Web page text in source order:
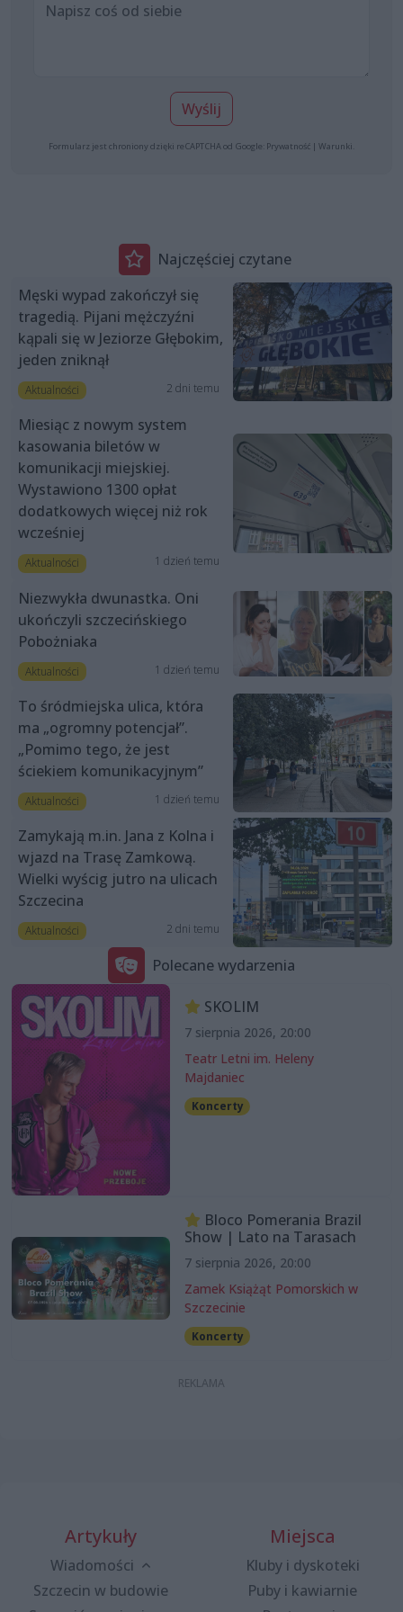
Wyślij
Formularz jest chroniony dzięki reCAPTCHA od Google: Prywatność | Warunki
Najczęściej czytane
Męski wypad zakończył się
tragedią. Pijani mężczyźni
kąpali się w Jeziorze Głębokim,
jeden zniknął
Aktualności 2 dni temu
Miesiąc z nowym system
kasowania biletów w
komunikacji miejskiej.
Wystawiono 1300 opłat
dodatkowych więcej niż rok
wcześniej
Aktualności 1 dzień temu
Niezwykła dwunastka. Oni
ukończyli szczecińskiego
Pobożniaka
Aktualności 1 dzień temu
To śródmiejska ulica, która
ma „ogromny potencjał”.
„Pomimo tego, że jest
ściekiem komunikacyjnym”
Aktualności 1 dzień temu
Zamykają m.in. Jana z Kolna i
wjazd na Trasę Zamkową.
Wielki wyścig jutro na ulicach
Szczecina
Aktualności 2 dni temu
Polecane wydarzenia
SKOLIM
7 sierpnia 2026, 20:00
Teatr Letni im. Heleny
Majdaniec
Koncerty
Bloco Pomerania Brazil
Show | Lato na Tarasach
7 sierpnia 2026, 20:00
Zamek Książąt Pomorskich w
Szczecinie
Koncerty
Artykuły
Wiadomości
Szczecin w budowie
Miejsca
Kluby i dyskoteki
Puby i kawiarnie